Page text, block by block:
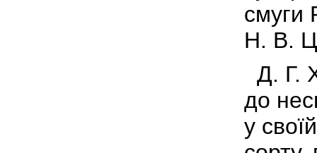
смуги
Н. В.
Д. Г.
до
у